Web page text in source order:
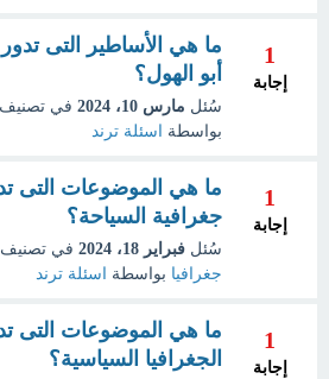
1
إجابة
ما هي الأساطير التى
أبو الهول؟
سُئل مارس 10، 2024 في تصنيف
بواسطة
اسئلة ترند
1
إجابة
ما هي الموضوعات التى
جغرافية السياحة؟
سُئل فبراير 18، 2024
في تصنيف
جغرافيا بواسطة اسئلة ترند
1
إجابة
ما هي الموضوعات التى
الجغرافيا السياسية؟